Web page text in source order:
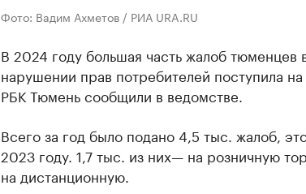
Фото: Вадим Ахметов / РИА URA.RU
В 2024 году большая часть жалоб тюменцев
нарушении прав потребителей поступила
РБК Тюмень сообщили в ведомстве.
Всего за год было подано 4,5 тыс. жалоб,
2023 году. 1,7 тыс. из них— на розничную
на дистанционную.